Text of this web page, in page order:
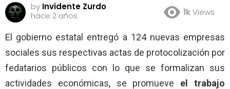
by Invidente Zurdo
hace 2 años
1kViews
El gobierno estatal entregó a 124 nuevas empresas
sociales sus respectivas actas de protocolización por
fedatarios públicos con lo que se formalizan sus
actividades económicas, se promueve el trabajo